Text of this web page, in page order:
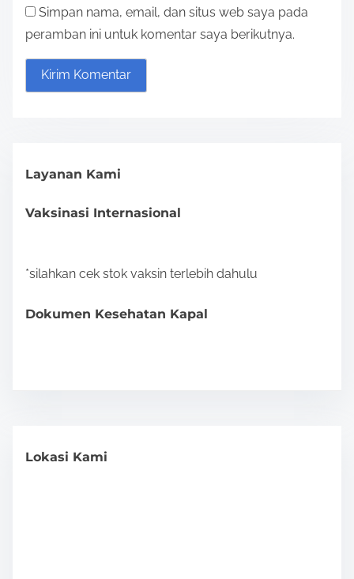
Simpan nama, email, dan situs web saya pada
peramban ini untuk komentar saya berikutnya.
Layanan Kami
Vaksinasi Internasional
*silahkan cek stok vaksin terlebih dahulu
Dokumen Kesehatan Kapal
Lokasi Kami